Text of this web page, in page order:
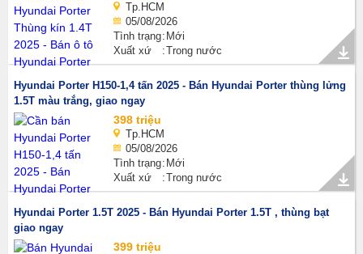
Tp.HCM
05/08/2026
Tình trạng Mới
Xuất xứ
Trong nước
Hyundai Porter H150-1,4 tấn 2025 - Bán Hyundai Porter thùng lửng
1.5T màu trắng, giao ngay
398 triệu
Tp.HCM
05/08/2026
Tình trạng Mới
Xuất xứ
Trong nước
Hyundai Porter 1.5T 2025 - Bán Hyundai Porter 1.5T , thùng bạt
giao ngay
399 triệu